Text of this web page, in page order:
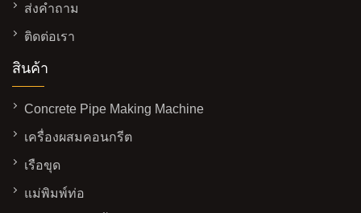
ส่งคำถาม
ติดต่อเรา
สินค้า
Concrete Pipe Making Machine
เครื่องผสมคอนกรีต
เรือขุด
แม่พิมพ์ท่อ